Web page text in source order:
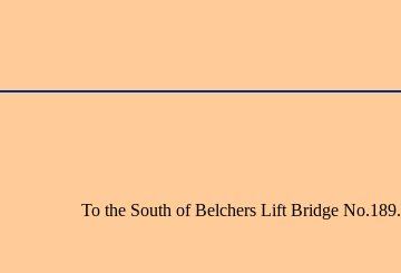
To the South of Belchers Lift Bridge No.189.